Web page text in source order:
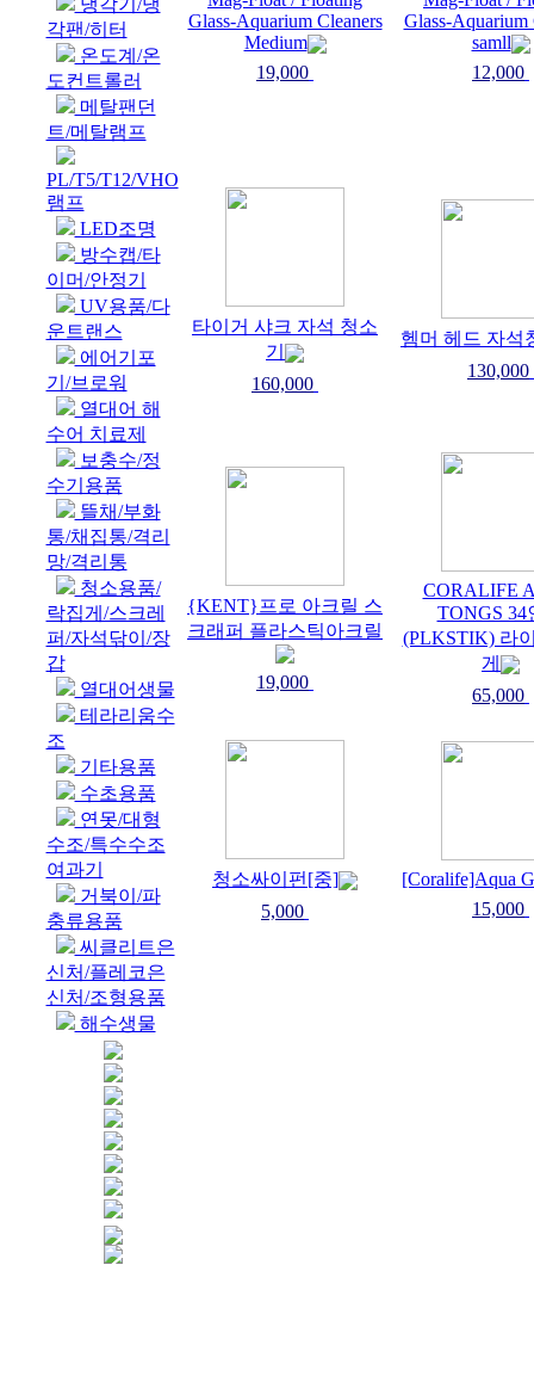
냉각기/냉
각팬/히터
온도계/온
도컨트롤러
메탈팬던
트/메탈램프
PL/T5/T12/VHO
램프
LED조명
방수캡/타
이머/안정기
UV용품/다
운트랜스
에어기포
기/브로워
열대어 해
수어 치료제
보충수/정
수기용품
뜰채/부화
통/채집통/격리
망/격리통
청소용품/
락집게/스크레
퍼/자석닦이/장
갑
열대어생물
테라리움수
조
기타용품
수초용품
연못/대형
수조/특수수조
여과기
거북이/파
충류용품
씨클리트은
신처/플레코은
신처/조형용품
해수생물
Glass-Aquarium Cleaners
Medium
19,000
Glass-Aquarium
samll
12,000
타이거 샤크 자석 청소
기
160,000
헴머 헤드 자석
130,000
{KENT}프로 아크릴 스
크래퍼 플라스틱아크릴
19,000
CORALIFE
TONGS 34
(PLKSTIK) 라
게
65,000
청소싸이펀[중]
5,000
[Coralife]Aqua
15,000